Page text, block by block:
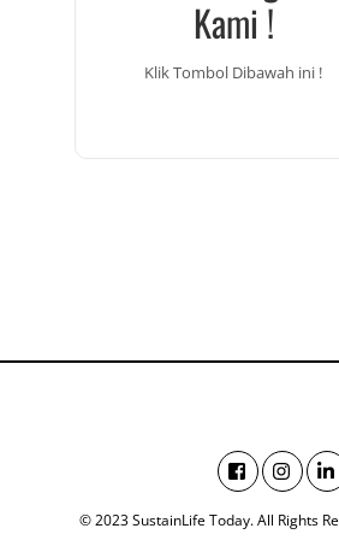
Kami !
Klik Tombol Dibawah ini !
© 2023 SustainLife Today. All Rights